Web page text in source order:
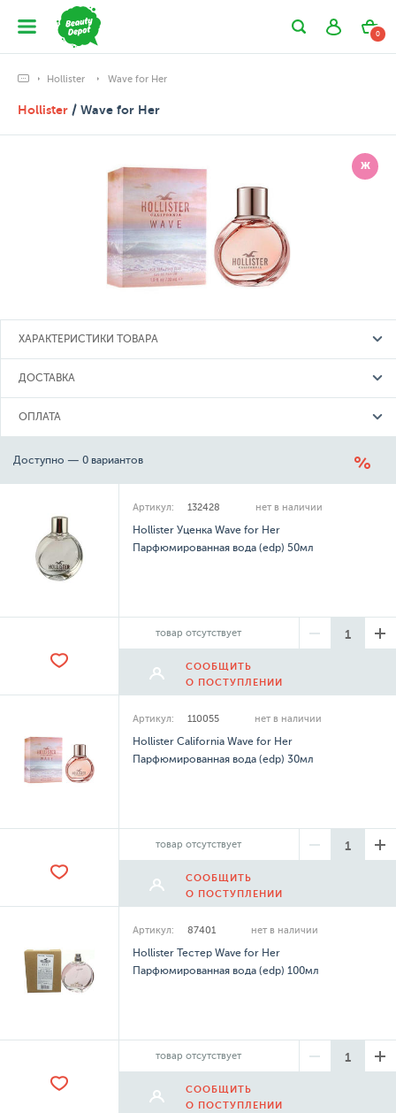
0
Hollister Wave for Her
Hollister / Wave for Her
Ж
ХАРАКТЕРИСТИКИ ТОВАРА
ДОСТАВКА
ОПЛАТА
Доступно — 0 вариантов
Артикул: 132428 нет в наличии
Hollister Уценка Wave for Her
Парфюмированная вода (edp) 50мл
товар отсутствует
СООБЩИТЬ
О ПОСТУПЛЕНИИ
Артикул: 110055 нет в наличии
Hollister California Wave for Her
Парфюмированная вода (edp) 30мл
товар отсутствует
СООБЩИТЬ
О ПОСТУПЛЕНИИ
Артикул: 87401 нет в наличии
Hollister Тестер Wave for Her
Парфюмированная вода (edp) 100мл
товар отсутствует
СООБЩИТЬ
О ПОСТУПЛЕНИИ